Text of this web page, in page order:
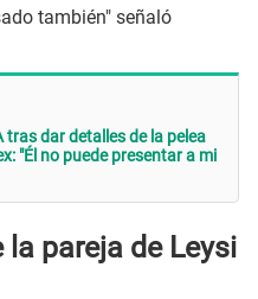
también" señaló
tras dar detalles de la pelea
"Él no puede presentar a mi
pareja de Leysi